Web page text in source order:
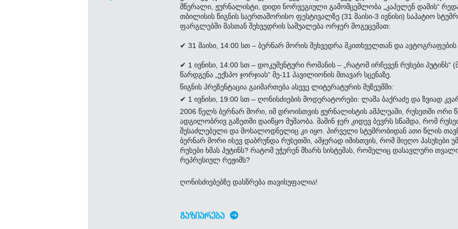
მწერალი, ჟურნალისტი, დიდი ნორვეგიული გამომცემლობა „კაპელენ დამის“
თბილისის წიგნის საერთაშორისო ფესტივალზე (31 მაისი-3 ივნისი) საპატიო
ფარგლებში მასთან შეხვედრის საშუალება ორჯერ მოგეცემათ:
✔ 31 მაისი, 14:00 სთ – ბერნარ მორის შეხვედრა მკითხველთან და ავტოგრაფების
✔ 1 ივნისი, 14:00 სთ – დოკუმენტური რომანის – „რატომ ირჩევენ რუსები პუტინს“
წარდგენა „ექსპო ჯორჯიას“ მე-11 პავილიონის მთავარ სცენაზე.
წიგნის პრეზენტაცია გაიმართება ასევე ლიტერატურის მუზეუმში:
✔ 1 ივნისი, 19:00 სთ – ღონისძიების მოდერატორები: ლაშა ბაქრაძე და ზვიად
2006 წელს ბერნარ მორი, იმ დროისთვის ჟურნალისტის ამპლუაში, რუსეთში
ადგილობრივ გაზეთში დაიწყო მუშაობა. მაშინ ჯერ კიდევ ბევრს სწამდა, რომ
შესაძლებელი და მოსალოდნელიც კი იყო. პირველი სტუმრობიდან ათი წლის
ბერნარ მორი ისევ დაბრუნდა რუსეთში, ამჯერად იმისთვის, რომ მიეღო პასუხები
რუსები ხმას პუტინს? რატომ უჭერენ მხარს სისტემას, რომელიც დასავლური
რეპრესიულ რეჟიმს?
ღონისძიებებზე დასწრება თავისუფალია!
ᲒᲐᲖᲘᲐᲠᲔᲑᲐ